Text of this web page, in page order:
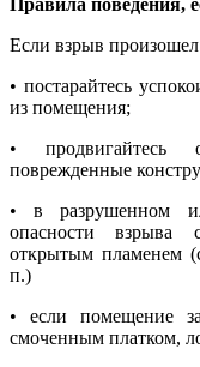
Правила поведения,
Если взрыв
• постарайтесь
из помещения;
• продвигайтесь
поврежденные
• в разрушенном
опасности взрыва
открытым пламенем
п.)
• если помещение
смоченным платком,